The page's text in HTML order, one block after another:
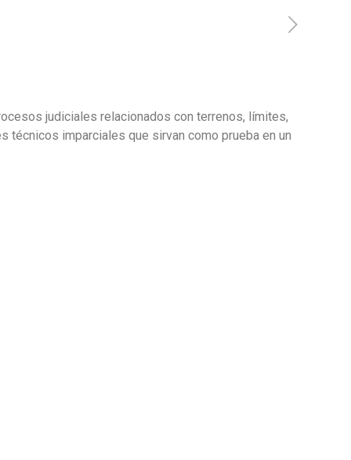
judiciales relacionados con terrenos, límites,
imparciales que sirvan como prueba en un